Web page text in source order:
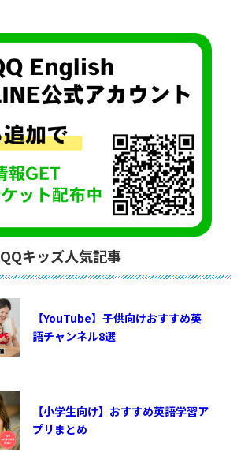
QQキッズ人気記事
【YouTube】子供向けおすすめ英
語チャンネル8選
【小学生向け】おすすめ英語学習ア
プリまとめ